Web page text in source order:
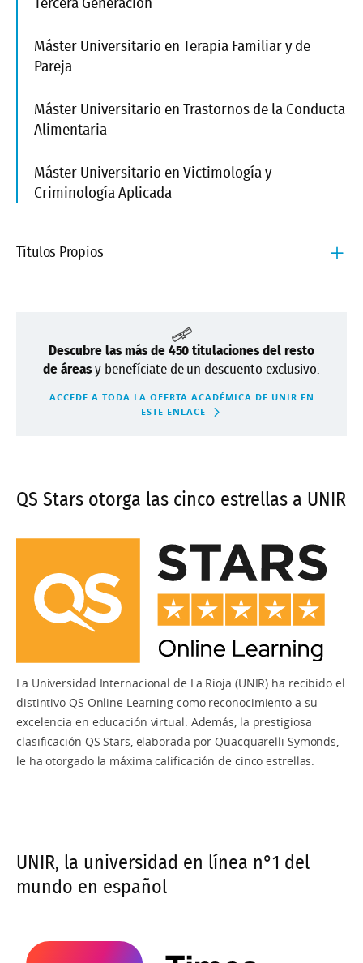
Tercera Generación
Máster Universitario en Terapia Familiar y de
Pareja
Máster Universitario en Trastornos de la Conducta
Alimentaria
Máster Universitario en Victimología y
Criminología Aplicada
Títulos Propios
Análisis Existencial aplicados a la clínica
Experto Universitario en Prevención, Abordaje y
Experto Universitario en Trastorno del Espectro
Máster de Formación Permanente en Coaching
Máster de Formación Permanente en Liderazgo y
Desarrollo Personal
Programa Avanzado en Inteligencia Emocional
Bonificable por FUNDAE
Programa Executive en Chief Happiness Officer
Descubre las más de 450 titulaciones del resto
de áreasy benefíciate de un descuento exclusivo.
ACCEDE A TODA LA OFERTA ACADÉMICA DE UNIR EN
ESTE ENLACE
QS Stars otorga las cinco estrellas a UNIR
La Universidad Internacional de La Rioja (UNIR) ha recibido el
distintivo QS Online Learning como reconocimiento a su
excelencia en educación virtual. Además, la prestigiosa
clasificación QS Stars, elaborada por Quacquarelli Symonds,
le ha otorgado la máxima calificación de cinco estrellas.
UNIR, la universidad en línea n°1 del
mundo en español